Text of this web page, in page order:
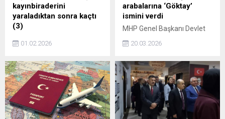
kayınbiraderini
yaraladıktan sonra kaçtı
(3)
öldürüp, kayınbiraderini
01.02.2026
arabalarına ‘Göktay’
ismini verdi
MHP Genel Başkanı Devlet
ve Kültür Vakfı tarafından
prototiplerini inceledi,
araçlara 'Göktay-1 ve
Göktay-2' isimlerini verdi.
20.03.2026